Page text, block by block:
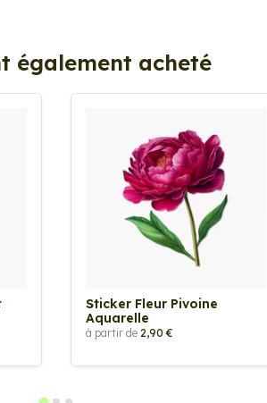
également acheté
Sticker Fleur Pivoine
Aquarelle
à partir de 2,90 €